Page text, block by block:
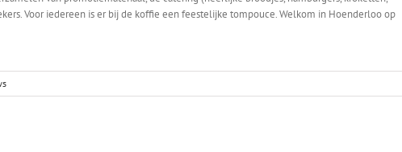
Voor iedereen is er bij de koffie een feestelijke tompouce. Welkom in Hoenderloo op